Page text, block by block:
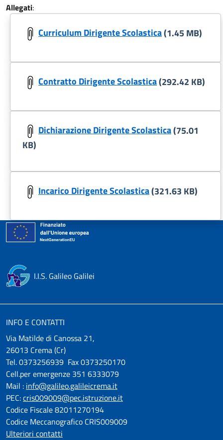
Allegati:
Curriculum Dirigente Scolastica(1.45 MB)
Contratto Dirigente Scolastica(292.42 KB)
Dichiarazione Dirigente Scolastica(75.01
KB)
Incarico Dirigente Scolastica(321.63 KB)
I.I.S. Galileo Galilei
INFO E CONTATTI
Via Matilde di Canossa 21,
26013 Crema (Cr)
Tel. 0373256939 Fax 0373250170
Cell.per emergenze 351 6333079
Mail : info@galileo.galileicrema.it
PEC:cris009009@pec.istruzione.it
Codice Fiscale 82011270194
Codice Meccanografico CRIS009009
Ulteriori contatti